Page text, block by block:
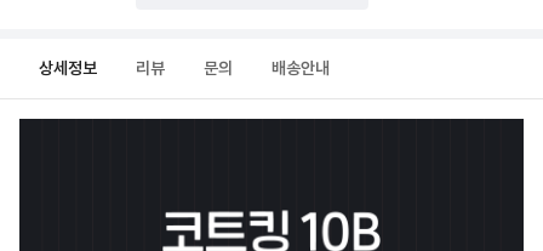
상세정보 리뷰 문의 배송안내